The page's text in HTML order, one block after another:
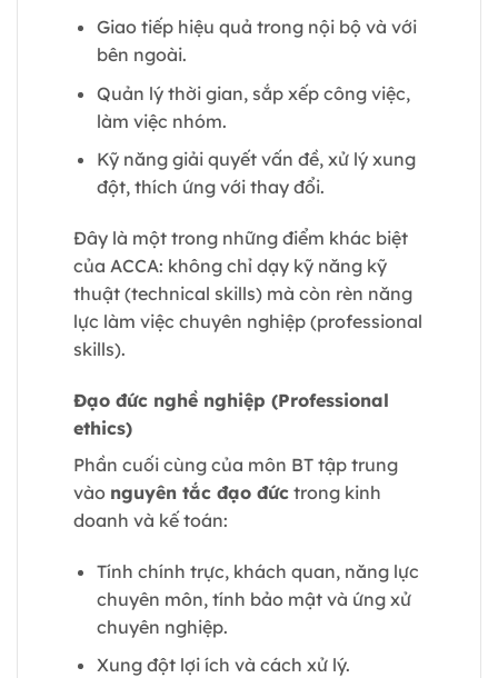
Giao tiếp hiệu quả trong nội bộ và với
bên ngoài.
Quản lý thời gian, sắp xếp công việc,
làm việc nhóm.
Kỹ năng giải quyết vấn đề, xử lý xung
đột, thích ứng với thay đổi.
Đây là một trong những điểm khác biệt
của ACCA: không chỉ dạy kỹ năng kỹ
thuật (technical skills) mà còn rèn năng
lực làm việc chuyên nghiệp (professional
skills).
Đạo đức nghề nghiệp (Professional
ethics)
Phần cuối cùng của môn BT tập trung
vào nguyên tắc đạo đức trong kinh
doanh và kế toán:
Tính chính trực, khách quan, năng lực
chuyên môn, tính bảo mật và ứng xử
chuyên nghiệp.
Xung đột lợi ích và cách xử lý.